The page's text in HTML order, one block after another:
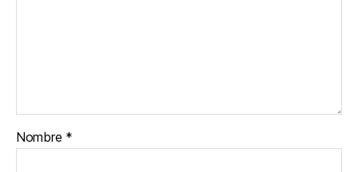
Nombre *